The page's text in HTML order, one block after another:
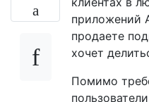
приложений
продаете
хочет
Помимо